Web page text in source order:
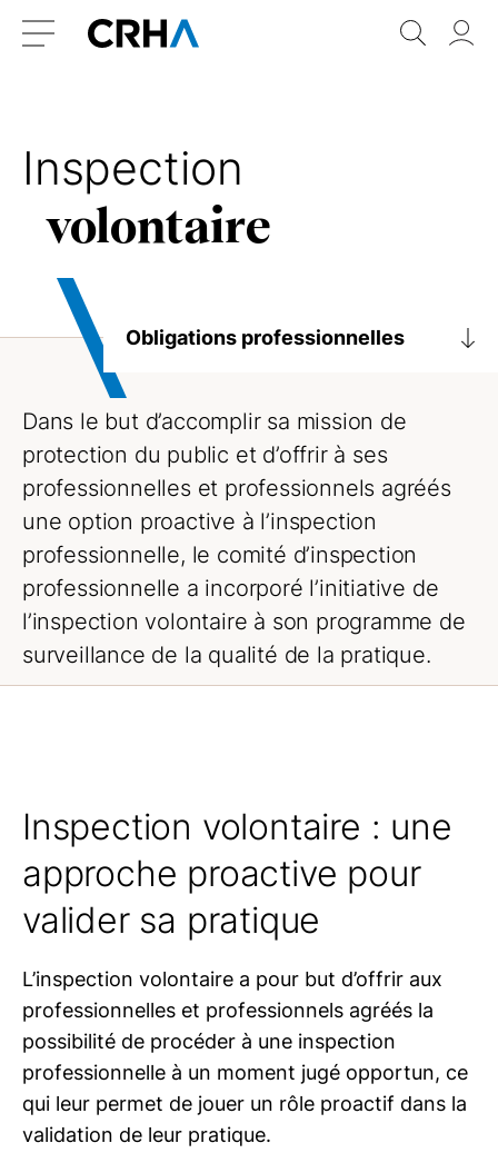
Retour
Inspection
volontaire
Obligations professionnelles
Lignes directrices et avis
Obligations
Formation continue
Fournisseurs d’activités de formation
préapprouvées
Inspection professionnelle
Comment se déroule une inspection
professionnelle
Assurance responsabilité
professionnelle
Dans le but d’accomplir sa mission de
protection du public et d’offrir à ses
professionnelles et professionnels agréés
une option proactive à l’inspection
professionnelle, le comité d’inspection
professionnelle a incorporé l’initiative de
l’inspection volontaire à son programme de
surveillance de la qualité de la pratique.
Inspection volontaire : une
approche proactive pour
valider sa pratique
L’inspection volontaire a pour but d’offrir aux
professionnelles et professionnels agréés la
possibilité de procéder à une inspection
professionnelle à un moment jugé opportun, ce
qui leur permet de jouer un rôle proactif dans la
validation de leur pratique.